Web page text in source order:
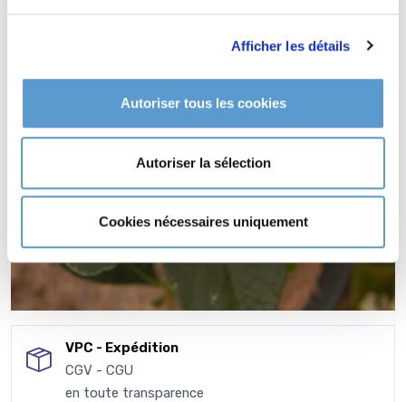
Afficher les détails
Autoriser tous les cookies
Autoriser la sélection
Cookies nécessaires uniquement
VPC - Expédition
CGV - CGU
en toute transparence